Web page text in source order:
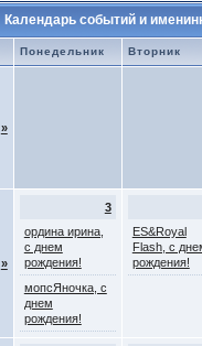
Календарь событий и
Понедельник Вторник
»
»
3
ордина ирина,
с днем
рождения!
мопсЯночка, с
днем
рождения!
ES&Royal
Flash, с
рождения!